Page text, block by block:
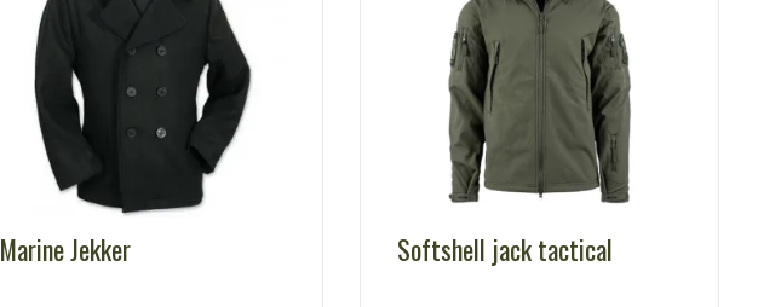
Marine Jekker Softshell jack tactical